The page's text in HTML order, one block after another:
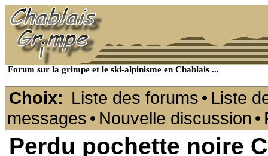
Forum sur la grimpe et le ski-alpinisme en Chablais ...
Choix: Liste des forums • Liste
messages • Nouvelle discussion •
Perdu pochette noire